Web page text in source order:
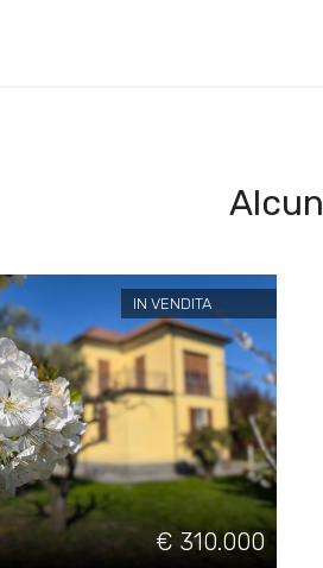
IN VENDITA
€ 310.000